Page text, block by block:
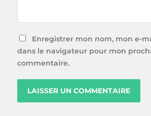
Enregistrer mon nom, mon e-
dans le navigateur pour mon
commentaire.